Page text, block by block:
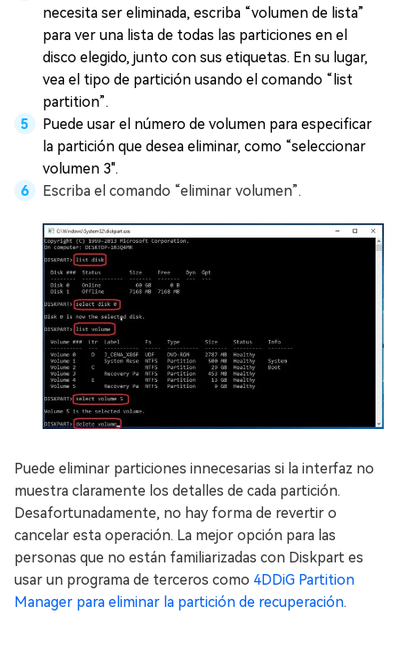
necesita ser eliminada, escriba “volumen de lista”
para ver una lista de todas las particiones en el
disco elegido, junto con sus etiquetas. En su lugar,
vea el tipo de partición usando el comando “list
partition”.
Puede usar el número de volumen para especificar
la partición que desea eliminar, como “seleccionar
volumen 3".
Escriba el comando “eliminar volumen”.
Puede eliminar particiones innecesarias si la interfaz no
muestra claramente los detalles de cada partición.
Desafortunadamente, no hay forma de revertir o
cancelar esta operación. La mejor opción para las
personas que no están familiarizadas con Diskpart es
usar un programa de terceros como 4DDiG Partition
Manager para eliminar la partición de recuperación.